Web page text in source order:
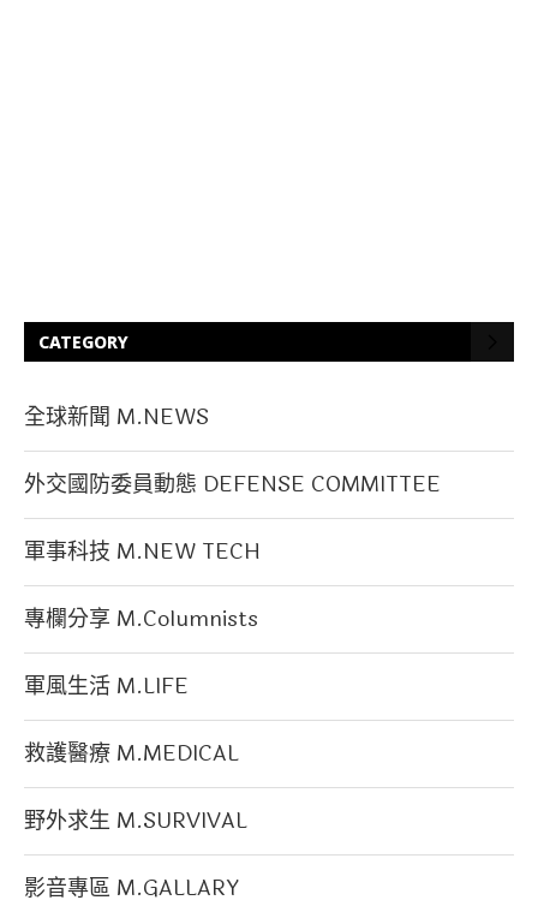
CATEGORY
全球新聞 M.NEWS
外交國防委員動態 DEFENSE COMMITTEE
軍事科技 M.NEW TECH
專欄分享 M.Columnists
軍風生活 M.LIFE
救護醫療 M.MEDICAL
野外求生 M.SURVIVAL
影音專區 M.GALLARY